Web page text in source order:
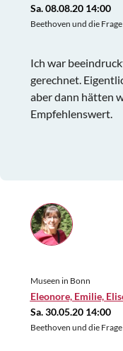
Sa. 08.08.20 14:00
Beethoven und die
Ich war
gerechnet.
aber dann hätten
Empfehlenswert.
Museen in Bonn
Eleonore, Emilie,
Sa. 30.05.20 14:00
Beethoven und die